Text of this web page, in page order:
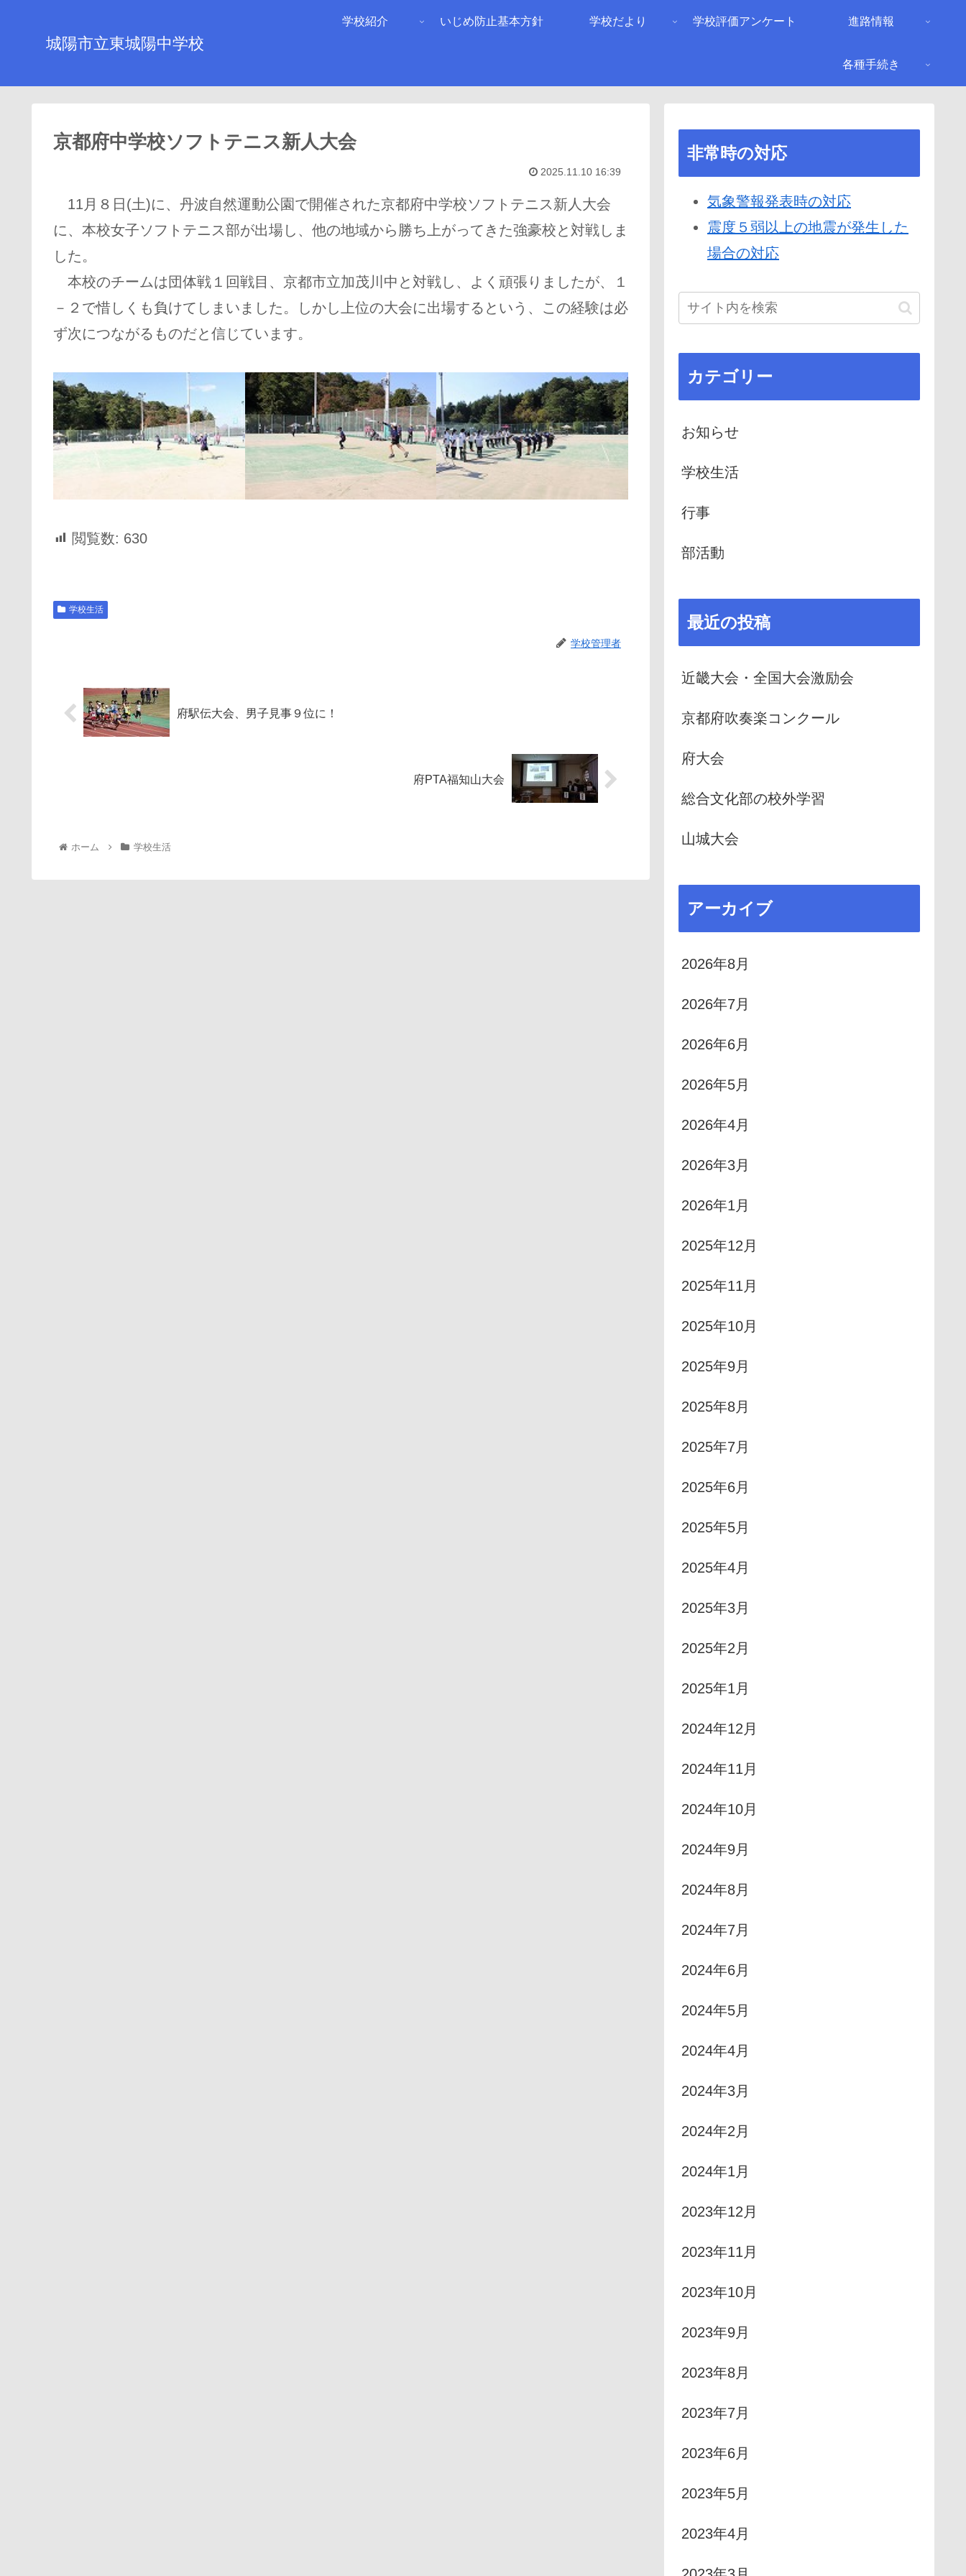
城陽市立東城陽中学校
学校紹介 いじめ防止基本方針 学校だより 学校評価アンケート 進路情報
各種手続き
京都府中学校ソフトテニス新人大会
2025.11.10 16:39
11月８日(土)に、丹波自然運動公園で開催された京都府中学校ソフトテニス新人大会
に、本校女子ソフトテニス部が出場し、他の地域から勝ち上がってきた強豪校と対戦しま
した。
本校のチームは団体戦１回戦目、京都市立加茂川中と対戦し、よく頑張りましたが、１
－２で惜しくも負けてしまいました。しかし上位の大会に出場するという、この経験は必
ず次につながるものだと信じています。
閲覧数: 630
学校生活
学校管理者
府駅伝大会、男子見事９位に！
府PTA福知山大会
ホーム 学校生活
非常時の対応
気象警報発表時の対応
震度５弱以上の地震が発生した
場合の対応
カテゴリー
お知らせ
学校生活
行事
部活動
最近の投稿
近畿大会・全国大会激励会
京都府吹奏楽コンクール
府大会
総合文化部の校外学習
山城大会
アーカイブ
2026年8月
2026年7月
2026年6月
2026年5月
2026年4月
2026年3月
2026年1月
2025年12月
2025年11月
2025年10月
2025年9月
2025年8月
2025年7月
2025年6月
2025年5月
2025年4月
2025年3月
2025年2月
2025年1月
2024年12月
2024年11月
2024年10月
2024年9月
2024年8月
2024年7月
2024年6月
2024年5月
2024年4月
2024年3月
2024年2月
2024年1月
2023年12月
2023年11月
2023年10月
2023年9月
2023年8月
2023年7月
2023年6月
2023年5月
2023年4月